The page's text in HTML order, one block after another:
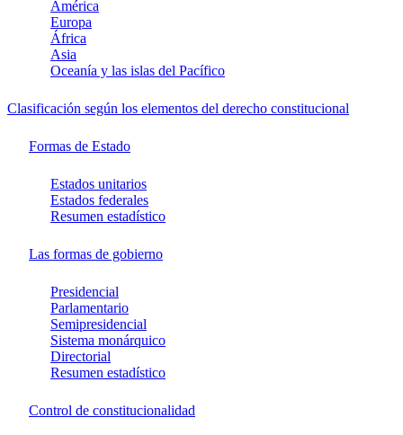
América
Europa
África
Asia
Oceanía y las islas del Pacífico
Clasificación según los elementos del derecho constitucional
Formas de Estado
Estados unitarios
Estados federales
Resumen estadístico
Las formas de gobierno
Presidencial
Parlamentario
Semipresidencial
Sistema monárquico
Directorial
Resumen estadístico
Control de constitucionalidad